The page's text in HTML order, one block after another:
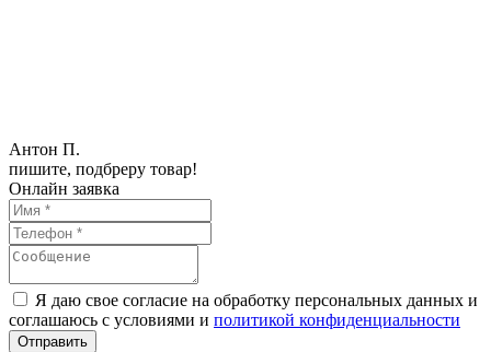
Антон П.
пишите, подбреру товар!
Онлайн заявка
Я даю свое согласие на обработку персональных данных и
соглашаюсь с условиями и политикой конфиденциальности